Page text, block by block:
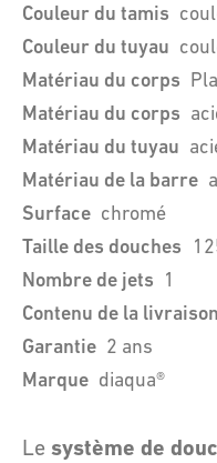
Couleur du tamis
Couleur du tuyau
Matériau du corps
Matériau du corps
Matériau du tuyau
Matériau de la barre
Surface chromé
Taille des douches
Nombre de jets 1
Contenu de la livraison
Garantie 2 ans
Marque diaqua®
Le système de